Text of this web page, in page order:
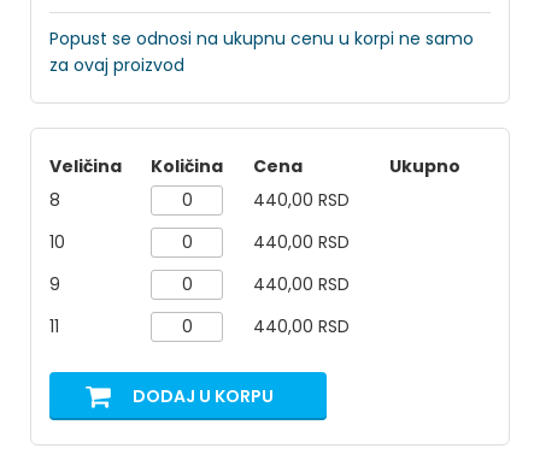
Popust se odnosi na ukupnu cenu u korpi ne samo
za ovaj proizvod
Veličina Količina Cena
Ukupno
8
440,00 RSD
10
440,00 RSD
9
440,00 RSD
11
440,00 RSD
DODAJ U KORPU